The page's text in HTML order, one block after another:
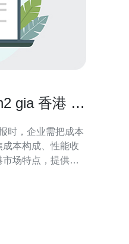
gia 香港 的
时，企业需把成本
本构成、性能收
场特点，提供实